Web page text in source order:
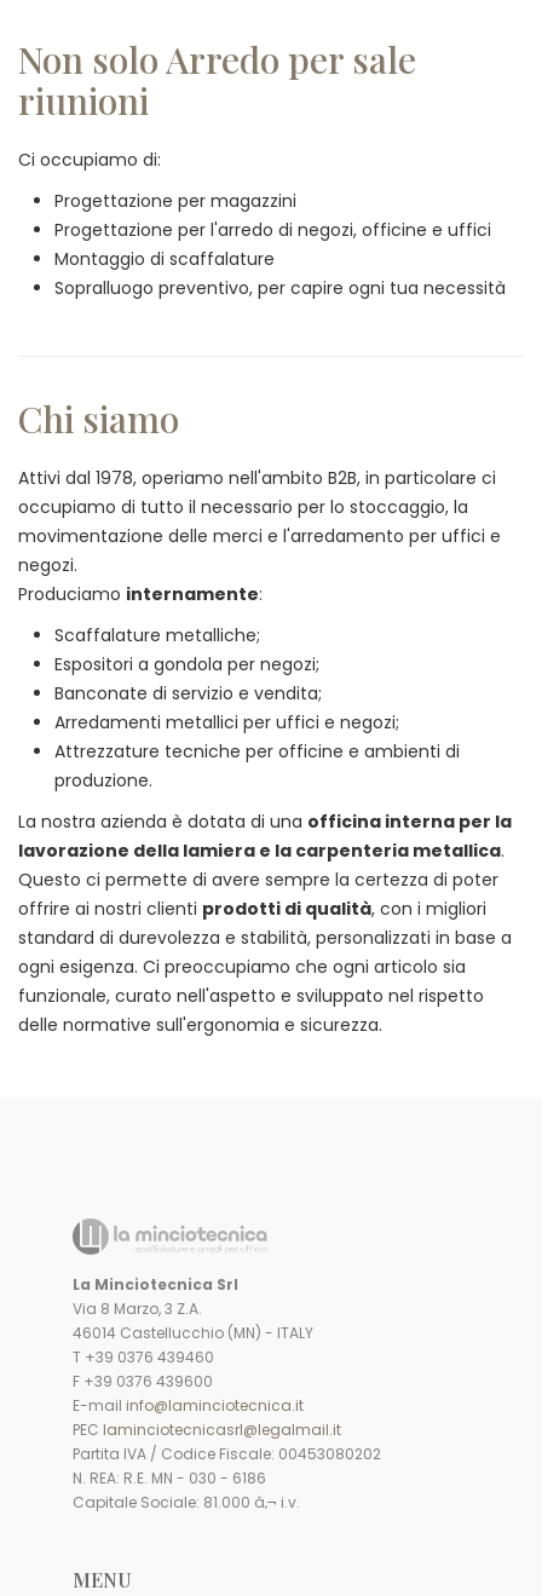
Non solo Arredo per sale
riunioni
Ci occupiamo di:
Progettazione per magazzini
Progettazione per l'arredo di negozi, officine e uffici
Montaggio di scaffalature
Sopralluogo preventivo, per capire ogni tua necessità
Chi siamo
Attivi dal 1978, operiamo nell'ambito B2B, in particolare ci
occupiamo di tutto il necessario per lo stoccaggio, la
movimentazione delle merci e l'arredamento per uffici e
negozi.
Produciamo internamente:
Scaffalature metalliche;
Espositori a gondola per negozi;
Banconate di servizio e vendita;
Arredamenti metallici per uffici e negozi;
Attrezzature tecniche per officine e ambienti di
produzione.
La nostra azienda è dotata di una officina interna per la
lavorazione della lamiera e la carpenteria metallica.
Questo ci permette di avere sempre la certezza di poter
offrire ai nostri clienti prodotti di qualità, con i migliori
standard di durevolezza e stabilità, personalizzati in base a
ogni esigenza. Ci preoccupiamo che ogni articolo sia
funzionale, curato nell'aspetto e sviluppato nel rispetto
delle normative sull'ergonomia e sicurezza.
La Minciotecnica Srl
Via 8 Marzo, 3 Z.A.
46014 Castellucchio (MN) - ITALY
T +39 0376 439460
F +39 0376 439600
E-mail info@laminciotecnica.it
PEC laminciotecnicasrl@legalmail.it
Partita IVA / Codice Fiscale: 00453080202
N. REA: R.E. MN - 030 - 6186
Capitale Sociale: 81.000 â‚¬ i.v.
MENU